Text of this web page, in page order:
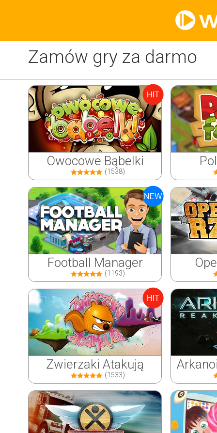
Zamów gry za darmo
Owocowe Bąbelki
(1538)
Football Manager
(1193)
Zwierzaki Atakują
(1533)